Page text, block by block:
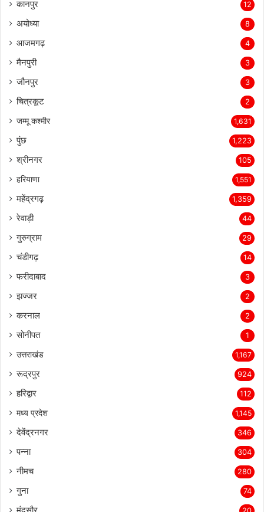
कानपुर 12
अयोध्या 8
आजमगढ़ 4
मैनपुरी 3
जौनपुर 3
चित्रकूट 2
जम्मू कश्मीर 1,631
पुंछ 1,223
श्रीनगर 105
हरियाणा 1,551
महेंद्रगढ़ 1,359
रेवाड़ी 44
गुरुग्राम 29
चंडीगढ़ 14
फरीदाबाद 3
झज्जर 2
करनाल 2
सोनीपत 1
उत्तराखंड 1,167
रूद्रपुर 924
हरिद्वार 112
मध्य प्रदेश 1,145
देवेंद्रनगर 346
पन्ना 304
नीमच 280
गुना 74